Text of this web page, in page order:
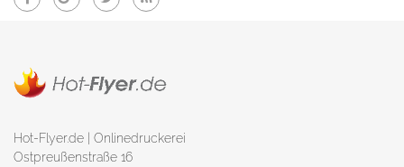
Hot-Flyer.de | Onlinedruckerei
Ostpreußenstraße 16